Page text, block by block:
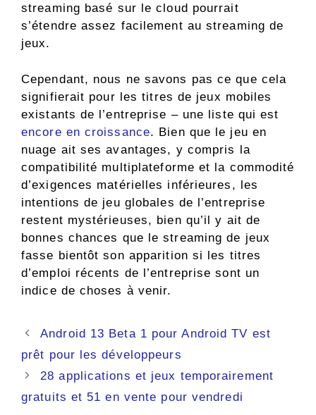
streaming basé sur le cloud pourrait
s’étendre assez facilement au streaming de
jeux.
Cependant, nous ne savons pas ce que cela
signifierait pour les titres de jeux mobiles
existants de l’entreprise – une liste qui est
encore en croissance. Bien que le jeu en
nuage ait ses avantages, y compris la
compatibilité multiplateforme et la commodité
d’exigences matérielles inférieures, les
intentions de jeu globales de l’entreprise
restent mystérieuses, bien qu’il y ait de
bonnes chances que le streaming de jeux
fasse bientôt son apparition si les titres
d’emploi récents de l’entreprise sont un
indice de choses à venir.
Navigation
des
Android 13 Beta 1 pour Android TV est
prêt pour les développeurs
28 applications et jeux temporairement
gratuits et 51 en vente pour vendredi